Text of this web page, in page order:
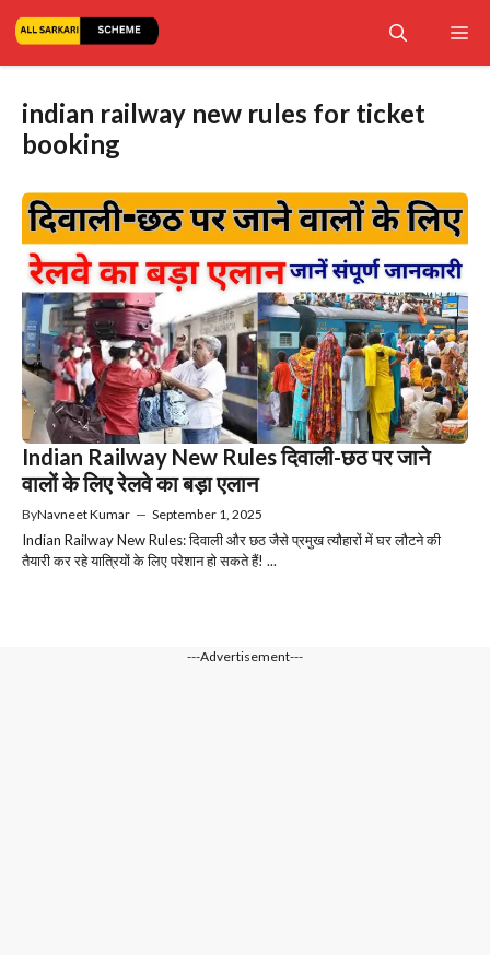
indian railway new rules for ticket
booking
Indian Railway New Rules दिवाली-छठ पर जाने
वालों के लिए रेलवे का बड़ा एलान
ByNavneet Kumar — September 1, 2025
Indian Railway New Rules: दिवाली और छठ जैसे प्रमुख त्यौहारों में घर लौटने की
तैयारी कर रहे यात्रियों के लिए परेशान हो सकते हैं! ...
---Advertisement---